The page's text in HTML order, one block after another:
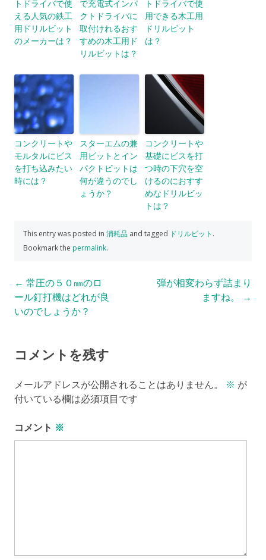
トドライバで使
える人気の鉄工
用ドリルビット
のメーカーは？
で充電式インパ
クトドライバに
取付けれるおす
すめの木工用ド
リルビットは？
トドライバで使
用できる木工用
ドリルビット
は？
コンクリートや
モルタルにビス
を打ち込みたい
時には？
スターエムの兼
用ビットとイン
パクトビットは
何が違うのでし
ょうか？
コンクリートや
基礎にビスを打
つ時の下穴を空
けるのにおすす
めなドリルビッ
トは？
This entry was posted in 消耗品 and tagged ドリルビット .
Bookmark the permalink.
Post
navigation
← 常圧の５０㎜のロ
ール釘打機はどれが良
いのでしょうか？
弾が相変わらず詰まり
ますね。
→
コメントを残す
メールアドレスが公開されることはありません。 ※ が
付いている欄は必須項目です
コメント ※